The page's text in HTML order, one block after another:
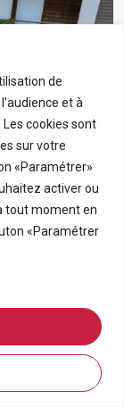
de
et à
cookies sont
sur votre
«Paramétrer»
activer ou
tout moment en
«Paramétrer
Grand